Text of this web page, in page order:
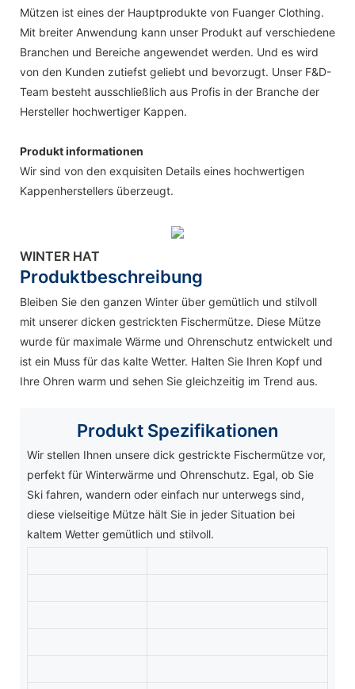
Mützen ist eines der Hauptprodukte von Fuanger Clothing.
Mit breiter Anwendung kann unser Produkt auf verschiedene
Branchen und Bereiche angewendet werden. Und es wird
von den Kunden zutiefst geliebt und bevorzugt. Unser F&D-
Team besteht ausschließlich aus Profis in der Branche der
Hersteller hochwertiger Kappen.
Produkt informationen
Wir sind von den exquisiten Details eines hochwertigen
Kappenherstellers überzeugt.
WINTER HAT
Produktbeschreibung
Bleiben Sie den ganzen Winter über gemütlich und stilvoll
mit unserer dicken gestrickten Fischermütze. Diese Mütze
wurde für maximale Wärme und Ohrenschutz entwickelt und
ist ein Muss für das kalte Wetter. Halten Sie Ihren Kopf und
Ihre Ohren warm und sehen Sie gleichzeitig im Trend aus.
Produkt Spezifikationen
Wir stellen Ihnen unsere dick gestrickte Fischermütze vor,
perfekt für Winterwärme und Ohrenschutz. Egal, ob Sie
Ski fahren, wandern oder einfach nur unterwegs sind,
diese vielseitige Mütze hält Sie in jeder Situation bei
kaltem Wetter gemütlich und stilvoll.